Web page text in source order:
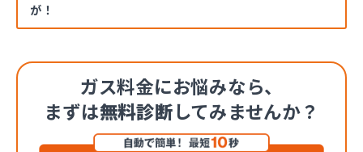
が！
ガス料金にお悩みなら、
まずは無料診断してみませんか？